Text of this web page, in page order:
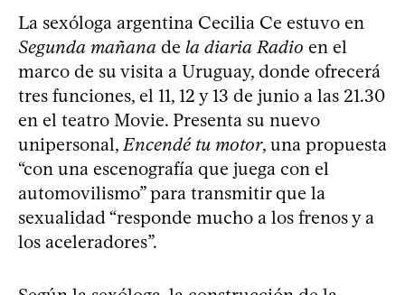
La sexóloga argentina Cecilia Ce estuvo en
Segunda mañana de la diaria Radio en el
marco de su visita a Uruguay, donde ofrecerá
tres funciones, el 11, 12 y 13 de junio a las 21.30
en el teatro Movie. Presenta su nuevo
unipersonal, Encendé tu motor, una propuesta
“con una escenografía que juega con el
automovilismo” para transmitir que la
sexualidad “responde mucho a los frenos y a
los aceleradores”.